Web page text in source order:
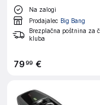
Na zalogi
Prodajalec Big Bang
Brezplačna poštnina za
kluba
7999 €